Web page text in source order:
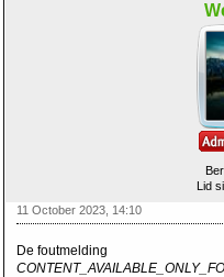
Lid
11 October 2023, 14:10
De foutmelding